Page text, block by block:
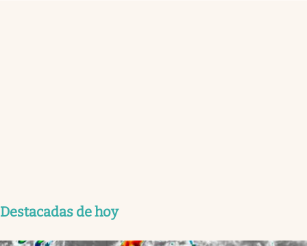
Destacadas de hoy